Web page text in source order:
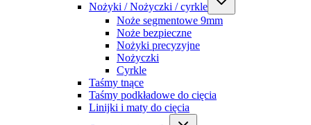
Nożyki / Nożyczki / cyrkle
Noże segmentowe 9mm
Noże bezpieczne
Nożyki precyzyjne
Nożyczki
Cyrkle
Taśmy tnące
Taśmy podkładowe do cięcia
Linijki i maty do cięcia